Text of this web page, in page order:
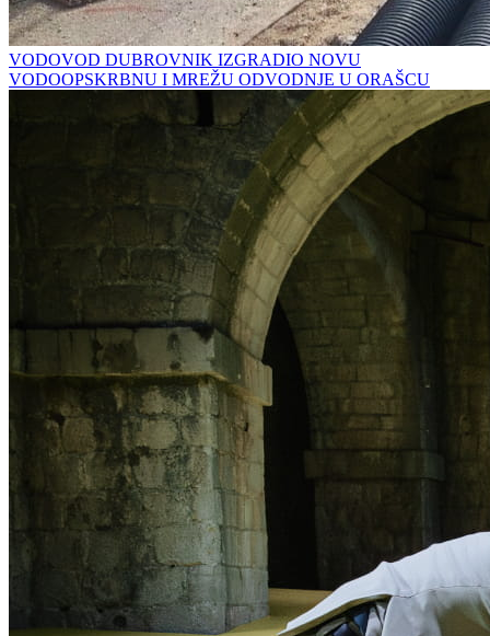
VODOVOD DUBROVNIK IZGRADIO NOVU
VODOOPSKRBNU I MREŽU ODVODNJE U ORAŠCU